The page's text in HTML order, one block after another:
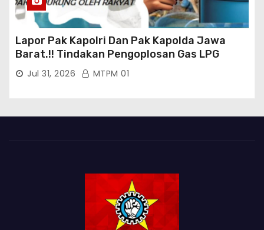
Lapor Pak Kapolri Dan Pak Kapolda Jawa
Barat.!! Tindakan Pengoplosan Gas LPG
Bersubsidi Marak Terjadi Di Kabupaten Bogor
Persisnya di Babakan Madang: Tim
Jul 31, 2026 MTPM 01